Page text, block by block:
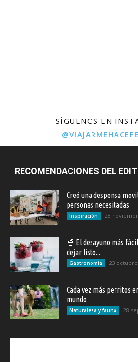
SÍGUENOS EN
RECOMENDACIONES DEL
Creó una despensa
personas necesitadas
Inspiración 28
🥣 El desayuno más
dejar listo...
Gastronomía 23
Cada vez más perritos
mundo
Naturaleza y fauna 28